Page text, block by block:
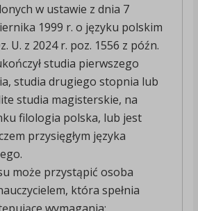
w ustawie z dnia 7
1999 r. o języku polskim
U. z 2024 r. poz. 1556 z późn.
studia pierwszego
studia drugiego stopnia lub
studia magisterskie, na
filologia polska, lub jest
przysięgłym języka
może przystąpić osoba
która spełnia